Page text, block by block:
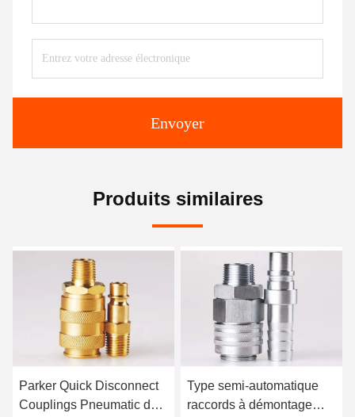
Envoyer
Produits similaires
Parker Quick Disconnect
Couplings Pneumatic de
Type semi-automatique
raccords à démontage